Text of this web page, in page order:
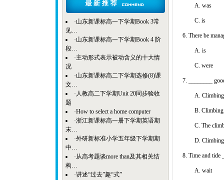
·山东新课标高一下学期Book 3常
见…
·山东新课标高一下学期Book 4 阶
段…
·主动形式表示被动含义的十大情
况
·山东新课标高二下学期选修(8)课
文…
· 人教高二下学期Unit 20同步验收
题
·How to select a home computer
·浙江新课标高一册下学期英语期
末…
·外研新标准小学五年级下学期期
中…
·从高考题谈more than及其相关结
构…
·讲述“过去”趣“式”
A. was
C. is
6. There be
A. is
C.
7. ________
A.
B.
C. The
D.
8. Time and tide
A. wait